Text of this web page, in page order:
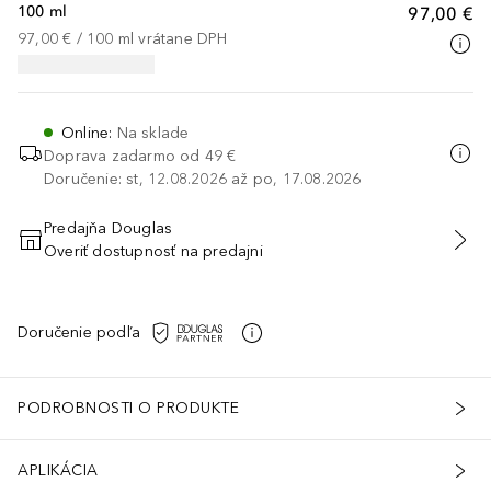
97,00 €
100 ml
97,00 € / 100 ml vrátane DPH
Online: Na sklade
Doprava zadarmo od 49 €
Doručenie: st, 12.08.2026 až po, 17.08.2026
PRIDAŤ DO KOŠÍKA
Predajňa Douglas
Overiť dostupnosť na predajni
Doručenie podľa
PODROBNOSTI O PRODUKTE
APLIKÁCIA